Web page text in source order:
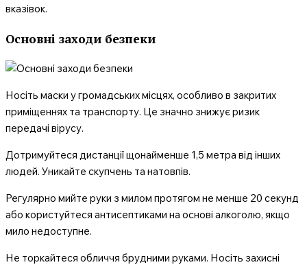
вказівок.
Основні заходи безпеки
Носіть маски у громадських місцях, особливо в закритих
приміщеннях та транспорту. Це значно знижує ризик
передачі вірусу.
Дотримуйтеся дистанції щонайменше 1,5 метра від інших
людей. Уникайте скупчень та натовпів.
Регулярно мийте руки з милом протягом не менше 20 секунд
або користуйтеся антисептиками на основі алкоголю, якщо
мило недоступне.
Не торкайтеся обличчя брудними руками. Носіть захисні